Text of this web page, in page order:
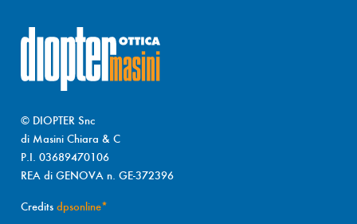
© DIOPTER Snc
di Masini Chiara & C
P.I. 03689470106
REA di GENOVA n. GE-372396
Credits dpsonline*